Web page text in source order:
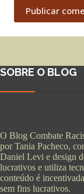
Publicar
SOBRE O BLOG
O Blog Combate
por Tania Pacheco,
Daniel Levi e design
lucrativos e utiliza
conteúdo é
sem fins lucrativos.